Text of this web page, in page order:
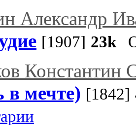
Александр
[1907] 23k
Константин
мечте) [1842]